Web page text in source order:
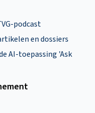
podcast
en dossiers
AI-toepassing 'Ask